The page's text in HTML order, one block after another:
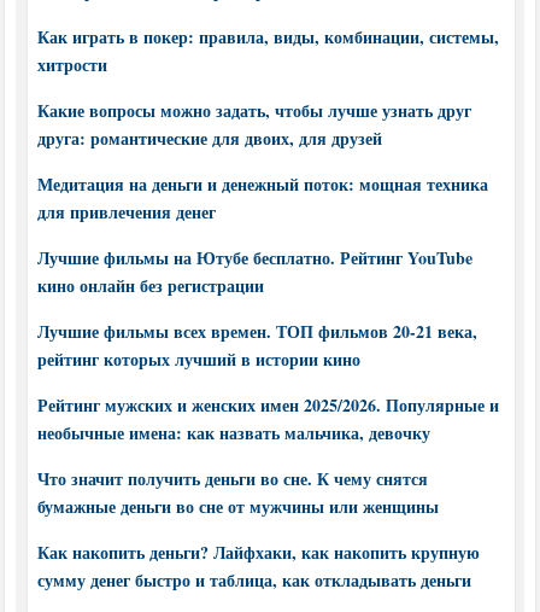
Как играть в покер: правила, виды, комбинации, системы,
хитрости
Какие вопросы можно задать, чтобы лучше узнать друг
друга: романтические для двоих, для друзей
Медитация на деньги и денежный поток: мощная техника
для привлечения денег
Лучшие фильмы на Ютубе бесплатно. Рейтинг YouTube
кино онлайн без регистрации
Лучшие фильмы всех времен. ТОП фильмов 20-21 века,
рейтинг которых лучший в истории кино
Рейтинг мужских и женских имен 2025/2026. Популярные и
необычные имена: как назвать мальчика, девочку
Что значит получить деньги во сне. К чему снятся
бумажные деньги во сне от мужчины или женщины
Как накопить деньги? Лайфхаки, как накопить крупную
сумму денег быстро и таблица, как откладывать деньги